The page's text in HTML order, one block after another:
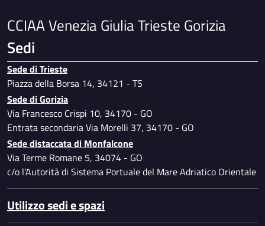
CCIAA Venezia Giulia Trieste Gorizia
Sedi
Sede di Trieste
Piazza della Borsa 14, 34121 - TS
Sede di Gorizia
Via Francesco Crispi 10, 34170 - GO
Entrata secondaria Via Morelli 37, 34170 - GO
Sede distaccata di Monfalcone
Via Terme Romane 5, 34074 - GO
c/o l’Autorità di Sistema Portuale del Mare Adriatico Orientale
Utilizzo sedi e spazi